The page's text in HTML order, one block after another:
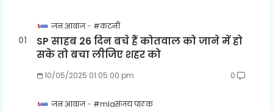
जन आवाज #कटनी
SP साहब 26 दिन बचे हैं कोतवाल को जाने में हो
सके तो बचा लीजिए शहर को
10/05/2025 01:05:00 pm 0
जन आवाज #mlaसंजय पाठक